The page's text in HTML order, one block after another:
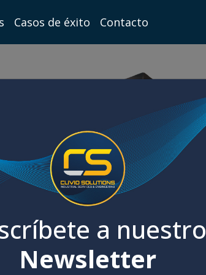
Casos de éxito Contacto
a nuestro
Newsletter